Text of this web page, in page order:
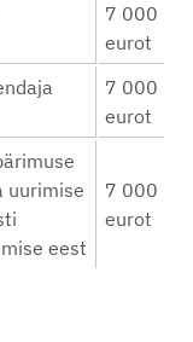
7 000
eurot
7 000
eurot
uurimise
eest
7 000
eurot